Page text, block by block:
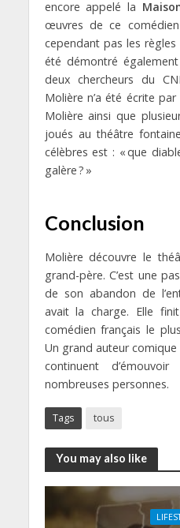
encore appelé la
œuvres de ce
cependant pas les
été démontré
deux chercheurs du
Molière n’a été écrite
Molière ainsi que
joués au théâtre
célèbres est : « que
galère ? »
Conclusion
Molière découvre le
grand-père. C’est une
de son abandon de
avait la charge. Elle
comédien français le
Un grand auteur
continuent
nombreuses personnes.
Tags tous
You may also like